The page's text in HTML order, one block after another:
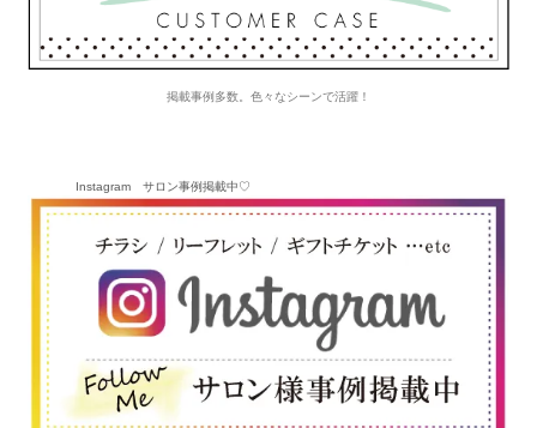
掲載事例多数。色々なシーンで活躍！
Instagram サロン事例掲載中♡